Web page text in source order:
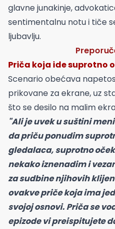
glavne junakinje,
sentimentalnu notu i tiče
ljubavlju.
Priča koja ide suprotno
Scenario obećava
prikovane za ekrane, uz
što se desilo na malim
"Ali je uvek u suštini
da priču ponudim
gledalaca, suprotno
nekako iznenadim i
za sudbine njihovih
ovakve priče koja ima
svojoj osnovi. Priča se
epizode vi preispitujete